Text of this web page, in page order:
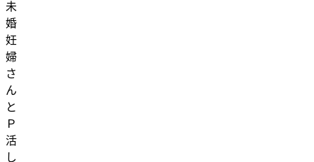
未
婚
妊
婦
さ
ん
と
Ｐ
活
し